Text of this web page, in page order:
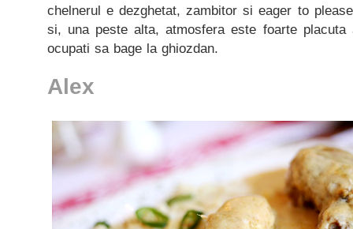
chelnerul e dezghetat, zambitor si eager to
si, una peste alta, atmosfera este foarte placuta
ocupati sa bage la ghiozdan.
Alex